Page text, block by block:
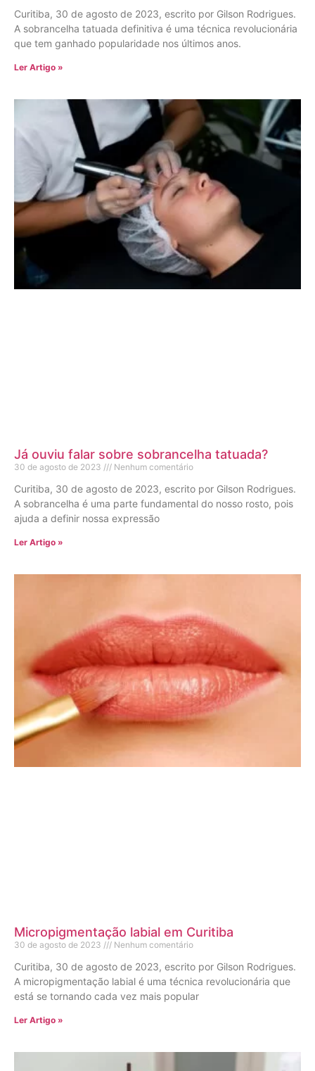
Curitiba, 30 de agosto de 2023, escrito por Gilson Rodrigues.
A sobrancelha tatuada definitiva é uma técnica revolucionária
que tem ganhado popularidade nos últimos anos.
Ler Artigo »
Já ouviu falar sobre sobrancelha tatuada?
30 de agosto de 2023 Nenhum comentário
Curitiba, 30 de agosto de 2023, escrito por Gilson Rodrigues.
A sobrancelha é uma parte fundamental do nosso rosto, pois
ajuda a definir nossa expressão
Ler Artigo »
Micropigmentação labial em Curitiba
30 de agosto de 2023 Nenhum comentário
Curitiba, 30 de agosto de 2023, escrito por Gilson Rodrigues.
A micropigmentação labial é uma técnica revolucionária que
está se tornando cada vez mais popular
Ler Artigo »